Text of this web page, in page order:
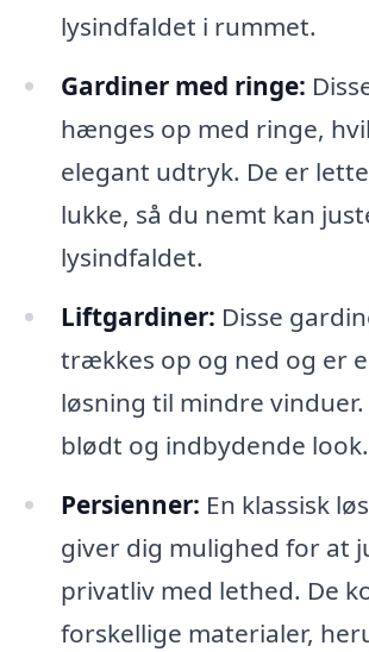
lysindfaldet i rummet.
Gardiner med ringe:
hænges op med ringe,
elegant udtryk. De er
lukke, så du nemt kan
lysindfaldet.
Liftgardiner: Disse
trækkes op og ned og er
løsning til mindre
blødt og indbydende look.
Persienner: En klassisk
giver dig mulighed for at
privatliv med lethed. De
forskellige materialer,